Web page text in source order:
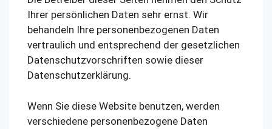
Ihrer persönlichen Daten sehr ernst. Wir
behandeln Ihre personenbezogenen Daten
vertraulich und entsprechend der gesetzlichen
Datenschutzvorschriften sowie dieser
Datenschutzerklärung.
Wenn Sie diese Website benutzen, werden
verschiedene personenbezogene Daten